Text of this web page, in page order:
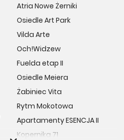
Atria Nowe Żerniki
Osiedle Art Park
Vilda Arte
Och!Widzew
Fuelda etap II
Osiedle Meiera
Żabiniec Vita
Rytm Mokotowa
Apartamenty ESENCJA II
Kopernika 71